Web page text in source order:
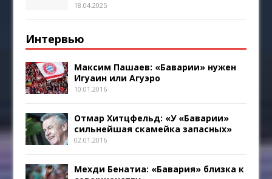
18.04.2025
Интервью
Максим Пашаев: «Баварии» нужен
Игуаин или Агуэро
10.01.2016
Отмар Хитцфельд: «У «Баварии»
сильнейшая скамейка запасных»
02.01.2016
Мехди Бенатиа: «Бавария» близка к